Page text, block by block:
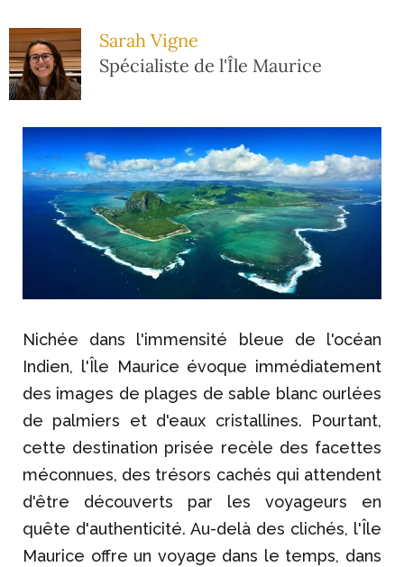
Sarah Vigne
Spécialiste de l'Île Maurice
Nichée dans l'immensité bleue de l'océan
Indien, l'Île Maurice évoque immédiatement
des images de plages de sable blanc ourlées
de palmiers et d'eaux cristallines. Pourtant,
cette destination prisée recèle des facettes
méconnues, des trésors cachés qui attendent
d'être découverts par les voyageurs en
quête d'authenticité. Au-delà des clichés, l'Île
Maurice offre un voyage dans le temps, dans